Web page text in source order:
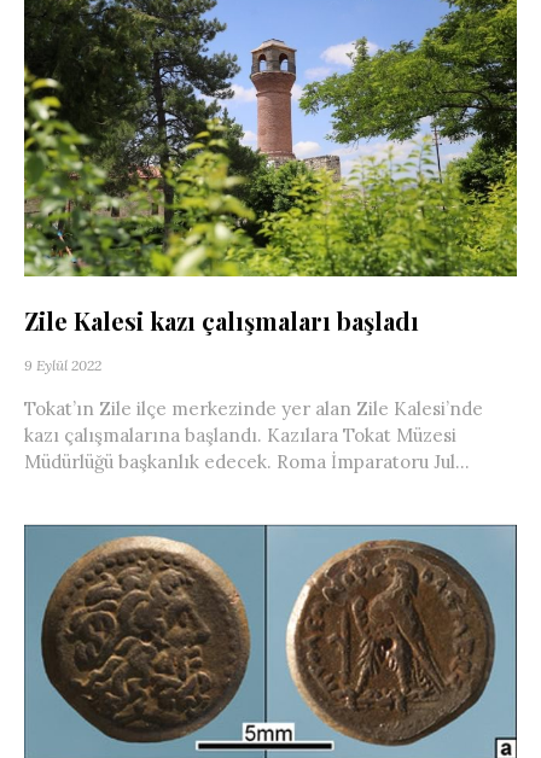
Zile Kalesi kazı çalışmaları başladı
9 Eylül 2022
Tokat’ın Zile ilçe merkezinde yer alan Zile Kalesi’nde
kazı çalışmalarına başlandı. Kazılara Tokat Müzesi
Müdürlüğü başkanlık edecek. Roma İmparatoru Jul...